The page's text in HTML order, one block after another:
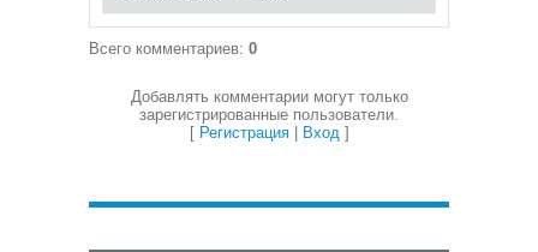
Всего комментариев: 0
Добавлять комментарии могут только
зарегистрированные пользователи.
[ Регистрация| Вход]